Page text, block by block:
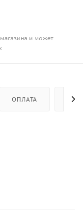
и может
ОПЛАТА